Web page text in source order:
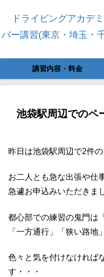
ドライビングアカデ
バー講習(東京・埼玉・
講習内容・料金
池袋駅周辺でのペ
昨日は池袋駅周辺で2件
お二人とも急な出張や仕
急遽お申込みいただきま
都心部での練習の鬼門は
「一方通行」「狭い路
色々と気を付けなければ
す・・・